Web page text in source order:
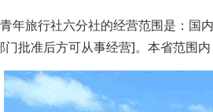
年旅行社六分社的经营范围是：国
门批准后方可从事经营]。本省范围